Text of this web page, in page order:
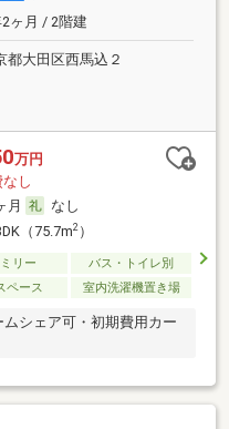
ヶ月 / 2階建
都大田区西馬込２
万円
し
月
なし
（75.7m2）
リー
バス・トイレ別
ペース 室内洗濯機置き場
シェア可・初期費用カー